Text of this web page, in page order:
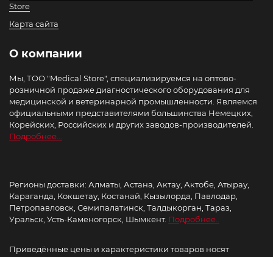
Store
Карта сайта
О компании
Мы, ТОО "Medical Store", специализируемся на оптово-
розничной продаже диагностического оборудования для
медицинской и ветеринарной промышленности. Являемся
официальными представителями большинства Немецких,
Корейских, Российских и других заводов-производителей.
Подробнее...
Регионы доставки: Алматы, Астана, Актау, Актобе, Атырау,
Караганда, Кокшетау, Костанай, Кызылорда, Павлодар,
Петропавловск, Семипалатинск, Талдыкорган, Тараз,
Уральск, Усть-Каменогорск, Шымкент. Подробнее..
Приведённые цены и характеристики товаров носят